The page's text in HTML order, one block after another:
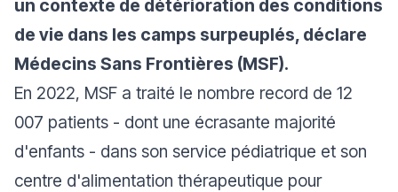
un contexte de détérioration des conditions
de vie dans les camps surpeuplés, déclare
Médecins Sans Frontières (MSF).
En 2022, MSF a traité le nombre record de 12
007 patients - dont une écrasante majorité
d'enfants - dans son service pédiatrique et son
centre d'alimentation thérapeutique pour